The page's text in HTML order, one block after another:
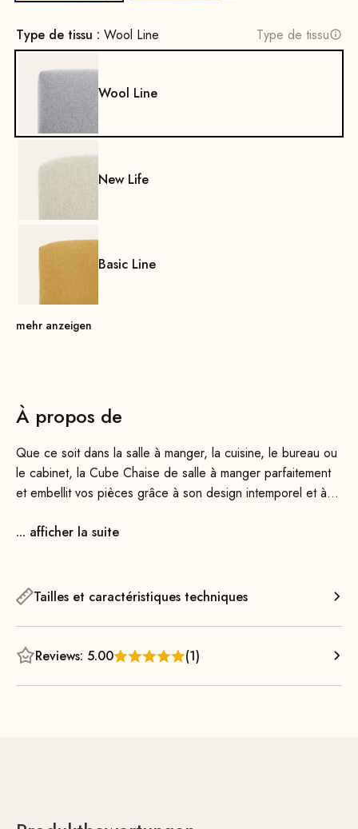
Type de tissu : Wool Line Type de tissu
Wool Line
New Life
Basic Line
mehr anzeigen
À propos de
Que ce soit dans la salle à manger, la cuisine, le bureau ou
le cabinet, la Cube Chaise de salle à manger parfaitement
et embellit vos pièces grâce à son design intemporel et à
effet, avec seulement 49 cm de largeur, elle est 6 cm plus
en acier épuré est solidement soudé et thermolaqué, ce qui
le rend extrêmement robuste. Grâce à sa suspension
... afficher la suite
Tailles et caractéristiques techniques
Reviews: 5.00 (1)